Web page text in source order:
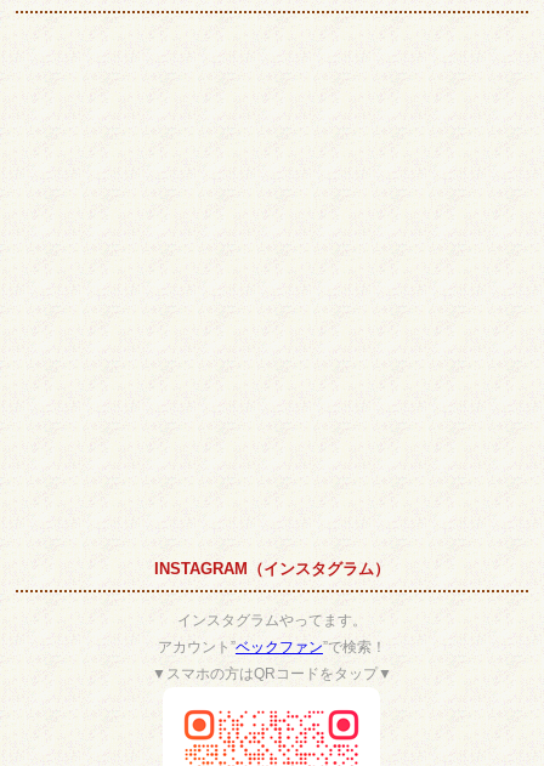
INSTAGRAM（インスタグラム）
インスタグラムやってます。
アカウント”ベックファン”で検索！
▼スマホの方はQRコードをタップ▼